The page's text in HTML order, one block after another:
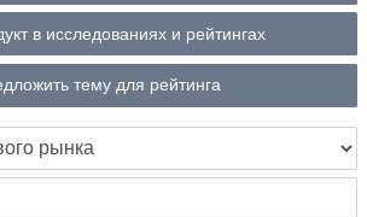
в исследованиях и рейтингах
тему для рейтинга